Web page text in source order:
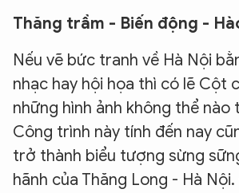
Thăng trầm - Biến động -
Nếu vẽ bức tranh về Hà Nội
nhạc hay hội họa thì có lẽ Cột
những hình ảnh không thể nào
Công trình này tính đến nay
trở thành biểu tượng sừng
hãnh của Thăng Long - Hà